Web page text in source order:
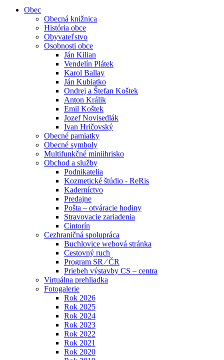
Obec
Obecná knižnica
História obce
Obyvateľstvo
Osobnosti obce
Ján Kilian
Vendelín Plátek
Karol Ballay
Ján Kubiatko
Ondrej a Štefan Koštek
Anton Králik
Emil Koštek
Jozef Novisedlák
Ivan Hričovský
Obecné pamiatky
Obecné symboly
Multifunkčné miniihrisko
Obchod a služby
Podnikatelia
Kozmetické štúdio - ReRis
Kaderníctvo
Predajne
Pošta – otváracie hodiny
Stravovacie zariadenia
Cintorín
Cezhraničná spolupráca
Buchlovice webová stránka
Cestovný ruch
Program SR ⁄ ČR
Priebeh výstavby CS – centra
Virtuálna prehliadka
Fotogalerie
Rok 2026
Rok 2025
Rok 2024
Rok 2023
Rok 2022
Rok 2021
Rok 2020